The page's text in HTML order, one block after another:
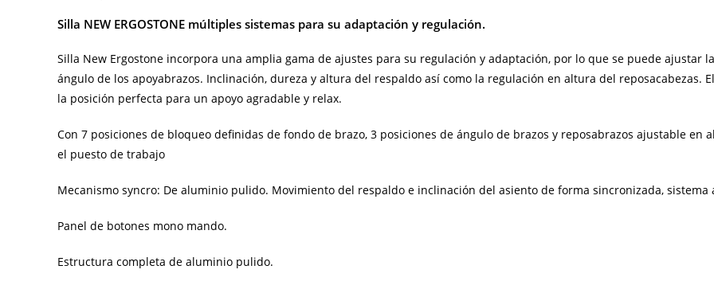
Silla NEW ERGOSTONE múltiples sistemas para su adaptación y regulación.
Silla New Ergostone incorpora una amplia gama de ajustes para su regulación y adaptación, por lo que se puede
ángulo de los apoyabrazos. Inclinación, dureza y altura del respaldo así como la regulación en altura del
la posición perfecta para un apoyo agradable y relax.
Con 7 posiciones de bloqueo definidas de fondo de brazo, 3 posiciones de ángulo de brazos y reposabrazos ajustable
el puesto de trabajo
Mecanismo syncro: De aluminio pulido. Movimiento del respaldo e inclinación del asiento de forma sincronizada,
Panel de botones mono mando.
Estructura completa de aluminio pulido.